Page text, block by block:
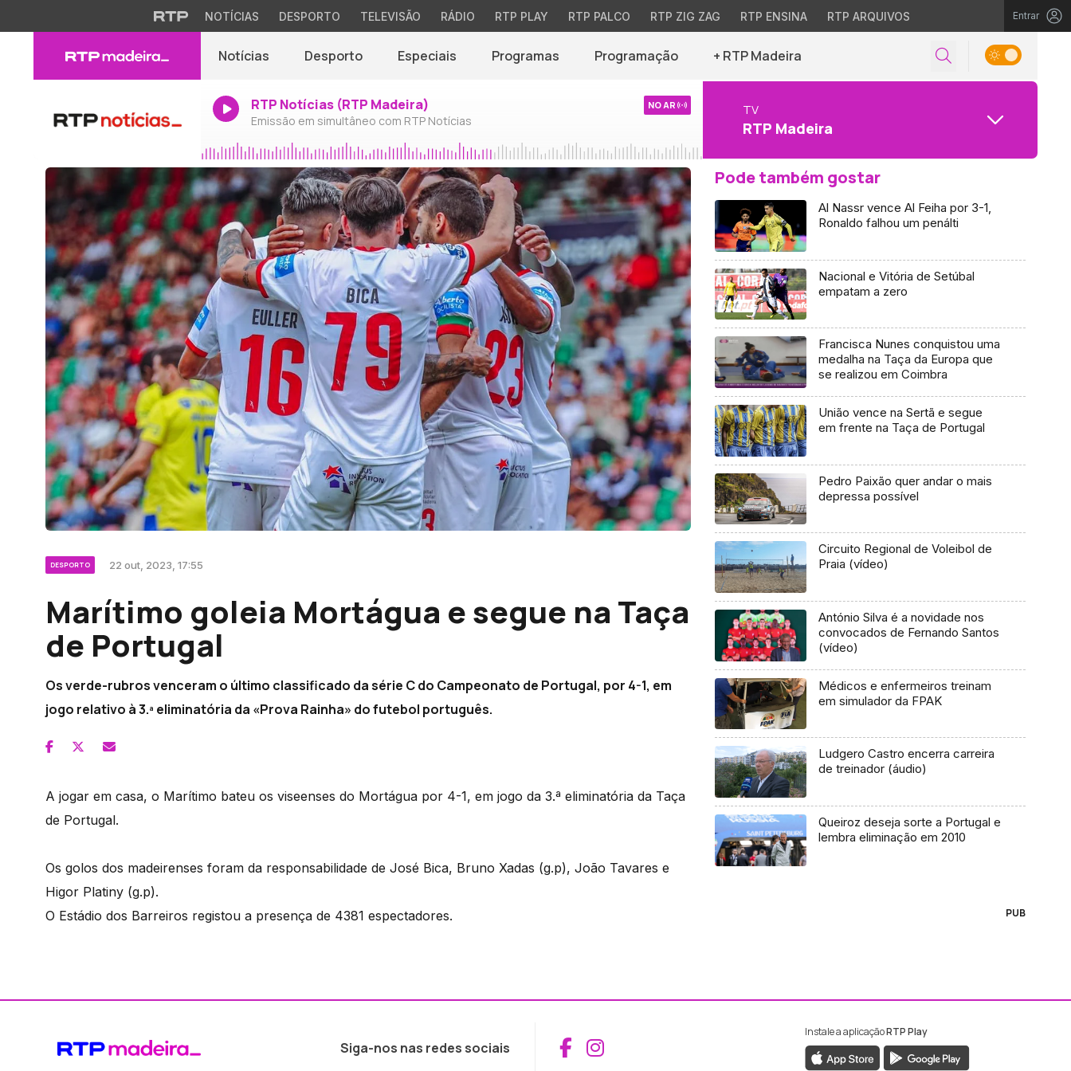
NOTÍCIAS DESPORTO TELEVISÃO RÁDIO RTP PLAY RTP PALCO RTP ZIG ZAG RTP ENSINA RTP ARQUIVOS Entrar
Notícias Desporto Especiais Programas Programação + RTP Madeira
RTP Notícias (RTP Madeira)
Emissão em simultâneo com RTP Notícias
NO AR TV
RTP Madeira
DESPORTO 22 out, 2023, 17:55
Marítimo goleia Mortágua e segue na Taça
de Portugal
Os verde-rubros venceram o último classificado da série C do Campeonato de Portugal, por 4-1, em
jogo relativo à 3.ª eliminatória da «Prova Rainha» do futebol português.
A jogar em casa, o Marítimo bateu os viseenses do Mortágua por 4-1, em jogo da 3.ª eliminatória da Taça
de Portugal.
Os golos dos madeirenses foram da responsabilidade de José Bica, Bruno Xadas (g.p), João Tavares e
Higor Platiny (g.p).
O Estádio dos Barreiros registou a presença de 4381 espectadores.
Pode também gostar
Al Nassr vence Al Feiha por 3-1,
Ronaldo falhou um penálti
Nacional e Vitória de Setúbal
empatam a zero
Francisca Nunes conquistou uma
medalha na Taça da Europa que
se realizou em Coimbra
União vence na Sertã e segue
em frente na Taça de Portugal
Pedro Paixão quer andar o mais
depressa possível
Circuito Regional de Voleibol de
Praia (vídeo)
António Silva é a novidade nos
convocados de Fernando Santos
(vídeo)
Médicos e enfermeiros treinam
em simulador da FPAK
Ludgero Castro encerra carreira
de treinador (áudio)
Queiroz deseja sorte a Portugal e
lembra eliminação em 2010
PUB
Siga-nos nas redes sociais Aceder ao Facebook da RTP Madeira
Aceder ao Instagram da RTP Madeira
Instale a aplicaçãoRTP Play